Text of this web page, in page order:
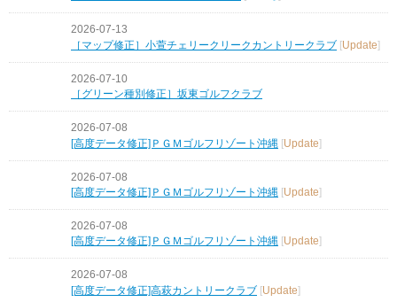
2026-07-13
［マップ修正］小萱チェリークリークカントリークラブ [Update]
2026-07-10
［グリーン種別修正］坂東ゴルフクラブ
2026-07-08
[高度データ修正]ＰＧＭゴルフリゾート沖縄 [Update]
2026-07-08
[高度データ修正]ＰＧＭゴルフリゾート沖縄 [Update]
2026-07-08
[高度データ修正]ＰＧＭゴルフリゾート沖縄 Update
2026-07-08
[高度データ修正]高萩カントリークラブ [Update]